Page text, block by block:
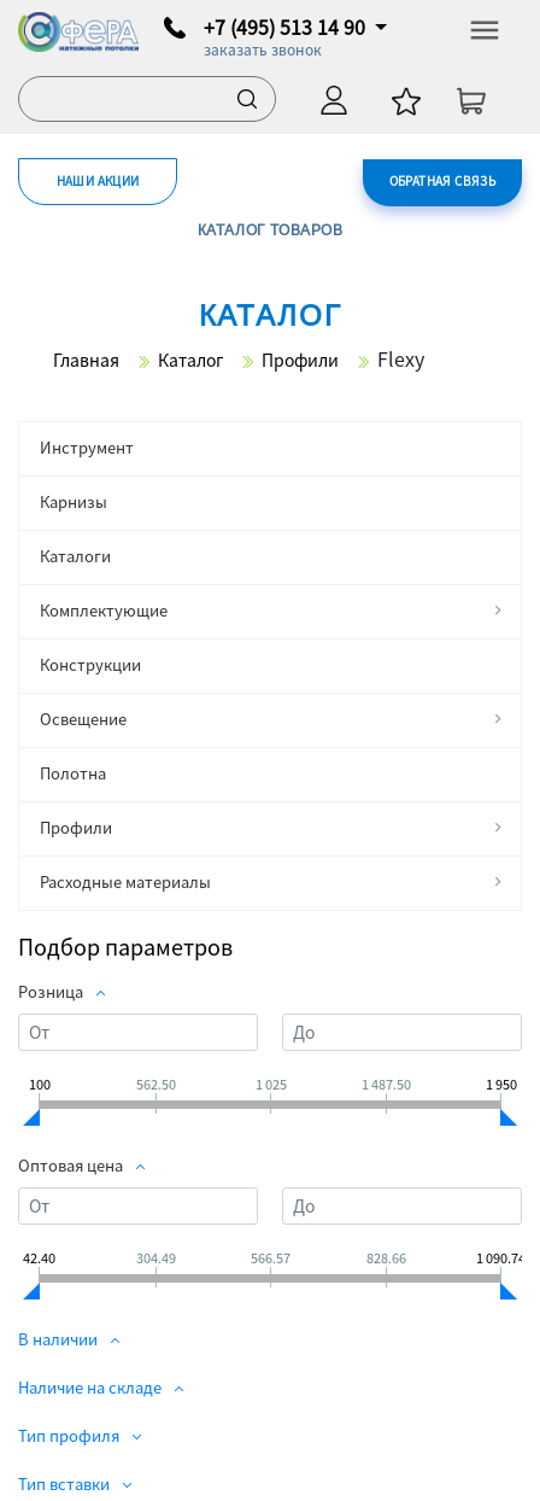
+7 (495) 513 14 90
заказать звонок
ОБРАТНАЯ СВЯЗЬ
НАШИ АКЦИИ
КАТАЛОГ ТОВАРОВ
КАТАЛОГ
Главная Каталог Профили Flexy
Инструмент
Карнизы
Каталоги
Комплектующие
Конструкции
Освещение
Полотна
Профили
Расходные материалы
Подбор параметров
Розница
100 562.50 1 025 1 487.50 1 950
Оптовая цена
42.40 304.49 566.57 828.66 1 090.74
В наличии
Наличие на складе
Тип профиля
Тип вставки